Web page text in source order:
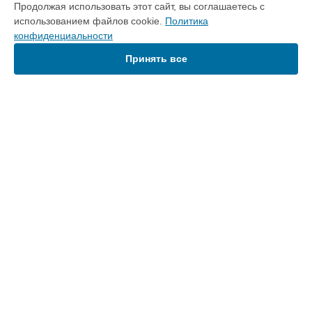
Усилитель
Домашний кинотеатр
AV-ресивер
Продолжая использовать этот сайт, вы соглашаетесь с
использованием файлов cookie. Политика
конфиденциальности
Принять все